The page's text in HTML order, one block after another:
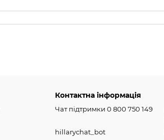
Контактна інформація
Чат підтримки 0 800 750 149
hillarychat_bot